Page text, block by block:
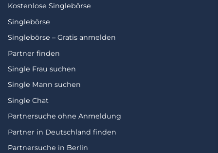
Kostenlose Singlebörse
Singlebörse
Singlebörse – Gratis anmelden
Partner finden
Single Frau suchen
Single Mann suchen
Single Chat
Partnersuche ohne Anmeldung
Partner in Deutschland finden
Partnersuche in Berlin